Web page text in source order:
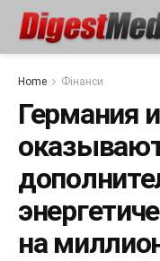
Home Фінанси
Германия
на